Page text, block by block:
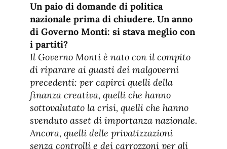
Un paio di domande di politica
nazionale prima di chiudere. Un anno
di Governo Monti: si stava meglio con
i partiti?
Il Governo Monti è nato con il compito
di riparare ai guasti dei malgoverni
precedenti: per capirci quelli della
finanza creativa, quelli che hanno
sottovalutato la crisi, quelli che hanno
svenduto asset di importanza nazionale.
Ancora, quelli delle privatizzazioni
senza controlli e dei carrozzoni per gli